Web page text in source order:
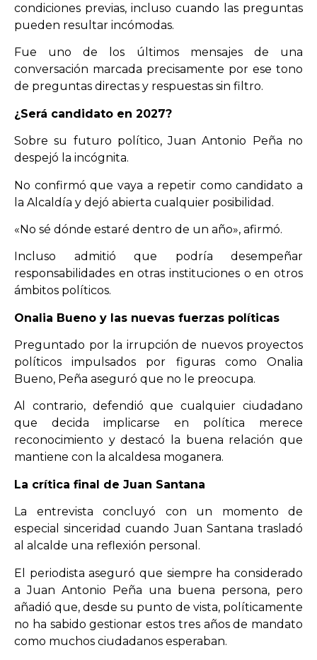
condiciones previas, incluso cuando las preguntas
pueden resultar incómodas.
Fue uno de los últimos mensajes de una
conversación marcada precisamente por ese tono
de preguntas directas y respuestas sin filtro.
¿Será candidato en 2027?
Sobre su futuro político, Juan Antonio Peña no
despejó la incógnita.
No confirmó que vaya a repetir como candidato a
la Alcaldía y dejó abierta cualquier posibilidad.
«No sé dónde estaré dentro de un año», afirmó.
Incluso admitió que podría desempeñar
responsabilidades en otras instituciones o en otros
ámbitos políticos.
Onalia Bueno y las nuevas fuerzas políticas
Preguntado por la irrupción de nuevos proyectos
políticos impulsados por figuras como Onalia
Bueno, Peña aseguró que no le preocupa.
Al contrario, defendió que cualquier ciudadano
que decida implicarse en política merece
reconocimiento y destacó la buena relación que
mantiene con la alcaldesa moganera.
La crítica final de Juan Santana
La entrevista concluyó con un momento de
especial sinceridad cuando Juan Santana trasladó
al alcalde una reflexión personal.
El periodista aseguró que siempre ha considerado
a Juan Antonio Peña una buena persona, pero
añadió que, desde su punto de vista, políticamente
no ha sabido gestionar estos tres años de mandato
como muchos ciudadanos esperaban.